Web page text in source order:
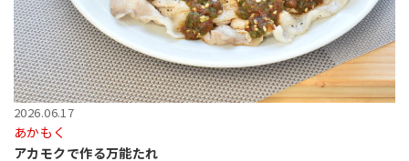
2026.06.17
あかもく
アカモクで作る万能たれ